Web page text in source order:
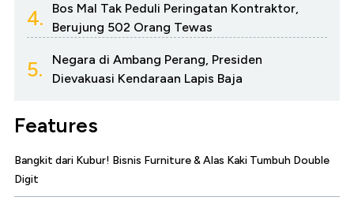
4.
Bos Mal Tak Peduli Peringatan Kontraktor,
Berujung 502 Orang Tewas
5.
Negara di Ambang Perang, Presiden
Dievakuasi Kendaraan Lapis Baja
Features
Bangkit dari Kubur! Bisnis Furniture & Alas Kaki Tumbuh Double
Digit